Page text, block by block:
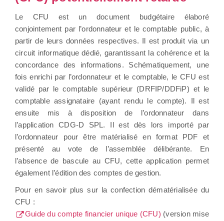
Le CFU est un document budgétaire élaboré
conjointement par l’ordonnateur et le comptable public, à
partir de leurs données respectives. Il est produit via un
circuit informatique dédié, garantissant la cohérence et la
concordance des informations. Schématiquement, une
fois enrichi par l’ordonnateur et le comptable, le CFU est
validé par le comptable supérieur (DRFIP/DDFiP) et le
comptable assignataire (ayant rendu le compte). Il est
ensuite mis à disposition de l’ordonnateur dans
l’application CDG-D SPL. Il est dès lors importé par
l’ordonnateur pour être matérialisé en format PDF et
présenté au vote de l’assemblée délibérante. En
l’absence de bascule au CFU, cette application permet
également l’édition des comptes de gestion.
Pour en savoir plus sur la confection dématérialisée du
CFU :
Guide du compte financier unique (CFU) (version mise